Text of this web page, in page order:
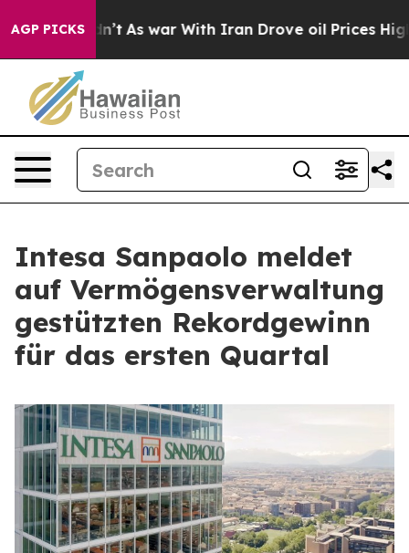
AGP PICKS
Didn’t As war With Iran Drove oil Prices Higher,
Intesa Sanpaolo meldet
auf Vermögensverwaltung
gestützten Rekordgewinn
für das ersten Quartal